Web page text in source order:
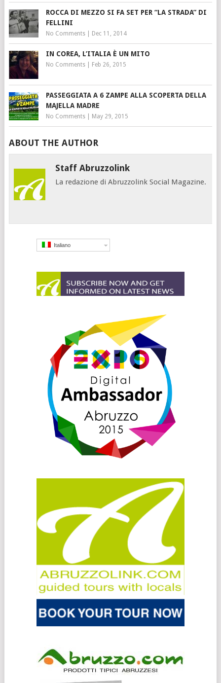
ROCCA DI MEZZO SI FA SET PER “LA STRADA” DI
FELLINI
No Comments| Dec 11, 2014
IN COREA, L’ITALIA È UN MITO
No Comments| Feb 26, 2015
PASSEGGIATA A 6 ZAMPE ALLA SCOPERTA DELLA
MAJELLA MADRE
No Comments| May 29, 2015
ABOUT THE AUTHOR
Staff Abruzzolink
La redazione di Abruzzolink Social Magazine.
Italiano